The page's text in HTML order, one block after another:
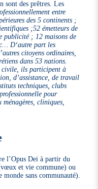
sont des prêtres. Les
entre
des 5 continents ;
;52 émetteurs de
publicité ; 12 maisons de
D‘autre part les
citoyens ordinaires,
dans 53 nations.
civile, ils participent à
d’assistance, de travail
techniques, clubs
pour
ménagères, cliniques,
l’Opus Dei à partir du
et vie commune) ou
sans communauté).